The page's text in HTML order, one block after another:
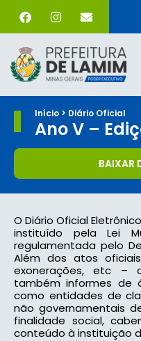
Início > Diário Oficial
Ano V –
BAIXAR
O Diário Oficial
instituído pela Lei
regulamentada pelo
Além dos atos
exonerações, etc –
também informes de
como entidades de
não governamentais
finalidade social,
conteúdo à instituição